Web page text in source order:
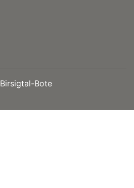
Birsigtal-Bote